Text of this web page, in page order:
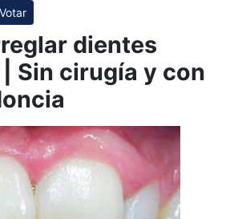
dientes
Sin cirugía y con